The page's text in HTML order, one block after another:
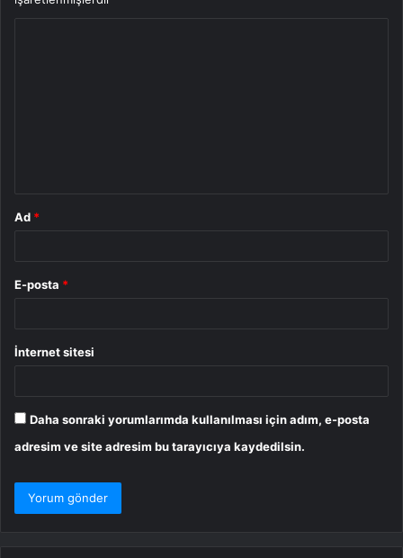
Ad *
E-posta *
İnternet sitesi
Daha sonraki yorumlarımda kullanılması için adım, e-posta
adresim ve site adresim bu tarayıcıya kaydedilsin.